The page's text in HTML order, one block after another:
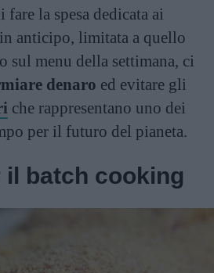
la spesa dedicata ai
anticipo, limitata a quello
sul menu della settimana, ci
denaro ed evitare gli
che rappresentano uno dei
per il futuro del pianeta.
il batch cooking